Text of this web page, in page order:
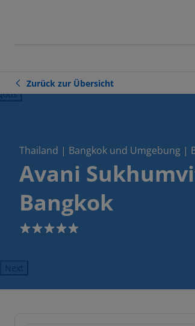
Zurück zur Übersicht
Thailand | Bangkok und Umgebung |
Avani
Bangkok
5
Next